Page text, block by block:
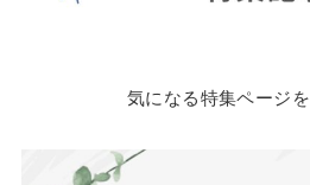
気になる特集ページを